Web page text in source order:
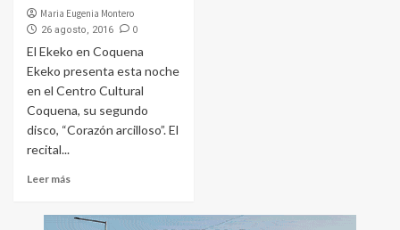
Maria Eugenia Montero
26 agosto, 2016 0
El Ekeko en Coquena
Ekeko presenta esta noche
en el Centro Cultural
Coquena, su segundo
disco, “Corazón arcilloso”. El
recital...
Leer más